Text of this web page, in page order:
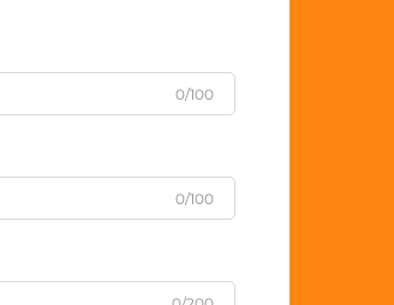
0/100
0/100